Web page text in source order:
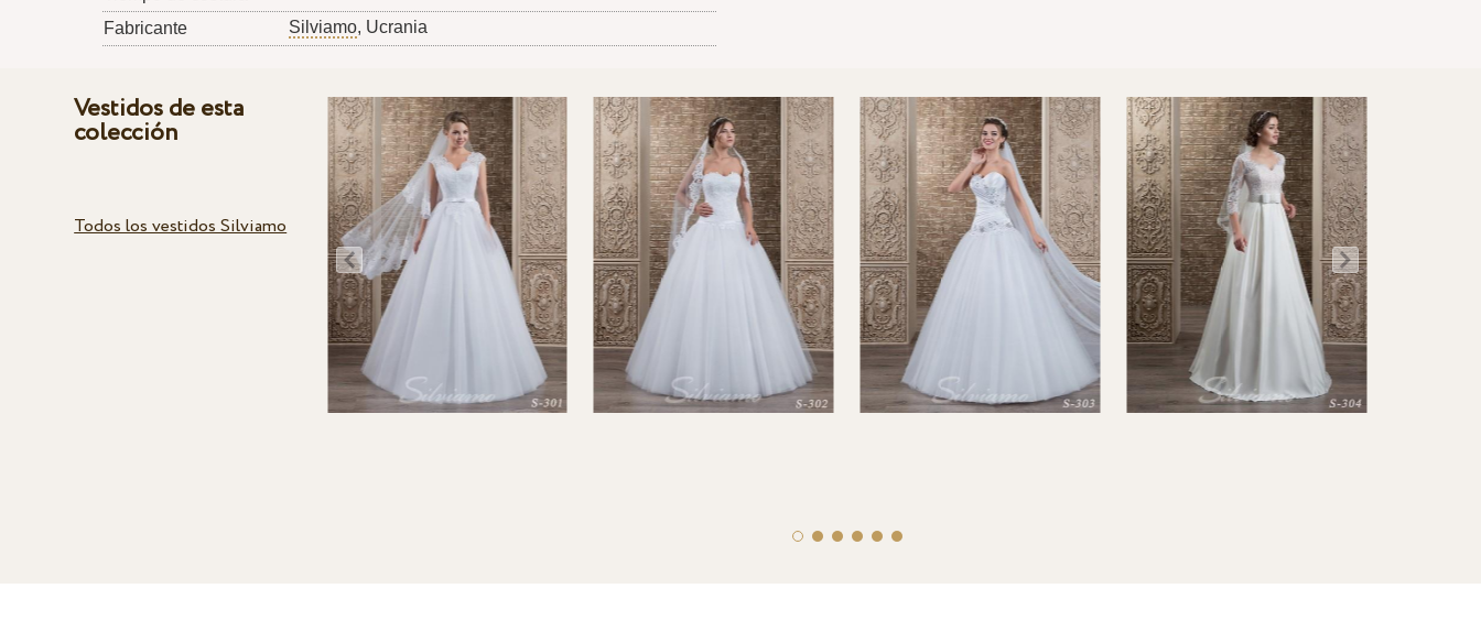
Fabricante
Silviamo, Ucrania
Vestidos de esta
colección
Todos los vestidos Silviamo